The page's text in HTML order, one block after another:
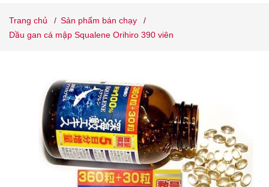
Trang chủ / Sản phẩm bán chạy
/
Dầu gan cá mập Squalene Orihiro 390 viên